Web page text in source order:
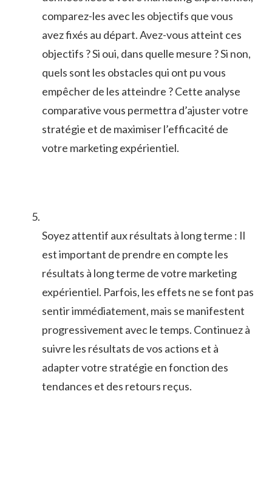
comparez-les avec les objectifs que vous
avez fixés au départ. ⁤Avez-vous⁤ atteint ces
objectifs ? ⁣Si oui, dans quelle mesure ? Si non,
quels sont les​ obstacles qui ont ‌pu vous
empêcher de les atteindre ⁤? Cette analyse
comparative vous permettra d’ajuster votre
stratégie et de maximiser l’efficacité de
votre marketing expérientiel.
Soyez attentif aux résultats ​à long ⁣terme :⁤ Il
est important de prendre‍ en compte les
résultats à long terme de votre ‍marketing
expérientiel. Parfois, les effets ne se font pas
sentir immédiatement,‌ mais se⁤ manifestent
progressivement avec le temps. ​Continuez à
suivre les résultats de vos ⁢actions et à
adapter votre stratégie en⁤ fonction des
tendances et des retours reçus.